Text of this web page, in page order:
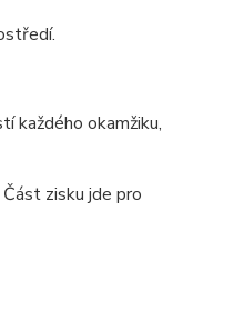
každého okamžiku,
zisku jde pro